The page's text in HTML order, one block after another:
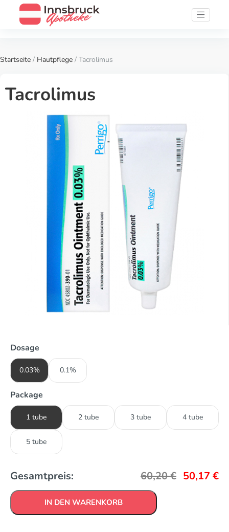
Startseite / Hautpflege / Tacrolimus
Tacrolimus
Dosage
0.03% 0.1%
Package
1 tube 2 tube 3 tube 4 tube
5 tube
Gesamtpreis: 60,20€ 50,17 €
IN DEN WARENKORB